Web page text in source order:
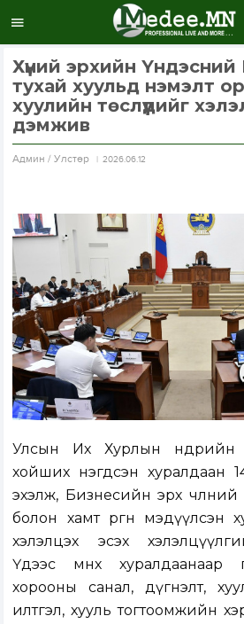
Хүний эрхийн
тухай хуульд нэмэлт
хуулийн төслүүдийг
дэмжив
Aдмин / Улстөр 2026.06.12
Улсын Их Хурлын өнөөдрийн
хойших нэгдсэн хуралдаан
эхэлж, Бизнесийн эрх чөлөөний
болон хамт өргөн мэдүүлсэн
хэлэлцэх эсэх
Үдээс өмнөх
хорооны санал, дүгнэлт,
илтгэл, хууль тогтоомжийн